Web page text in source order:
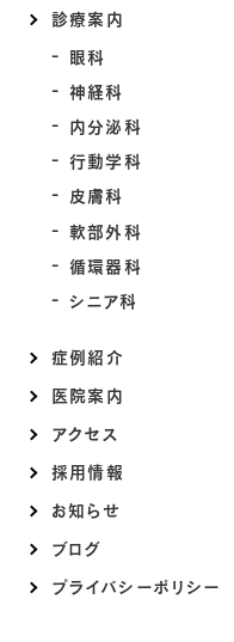
診療案内
眼科
神経科
内分泌科
行動学科
皮膚科
軟部外科
循環器科
シニア科
症例紹介
医院案内
アクセス
採用情報
お知らせ
ブログ
プライバシーポリシー